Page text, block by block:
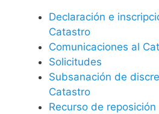
Declaración e
Catastro
Comunicaciones al
Solicitudes
Subsanación de
Catastro
Recurso de reposición